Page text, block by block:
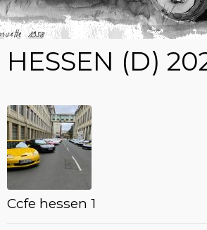
HESSEN (D)
Ccfe hessen 1